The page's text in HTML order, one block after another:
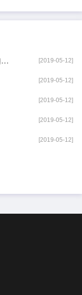
清高宗乾隆帝·爱新觉罗·弘历《关山月》 [2019-05-12]
[2019-05-12]
[2019-05-12]
[2019-05-12]
[2019-05-12]